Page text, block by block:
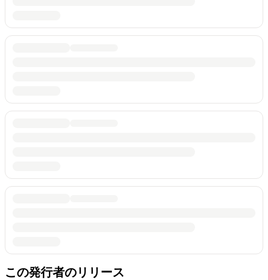
この発行者のリリース